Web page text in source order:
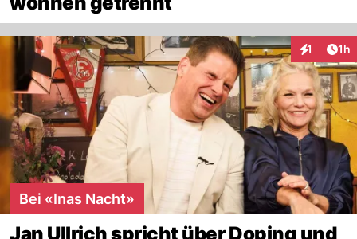
1 1h
Bei «Inas Nacht»
Jan Ullrich spricht über Doping und